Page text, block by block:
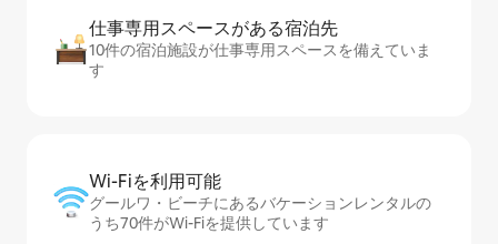
仕事専用ス⁠ペ⁠ー⁠スがあ⁠る宿⁠泊⁠先
10件の宿泊施設が仕事専用スペースを備えていま
す
Wi-Fiを利⁠用⁠可⁠能
グールワ・ビーチにあるバケーションレンタルの
うち70件がWi-Fiを提供しています